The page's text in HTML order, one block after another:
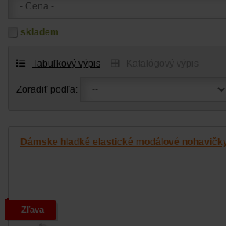
skladem
Tabuľkový výpis
Zoradiť podľa:
Dámske hladké elastické modálové
Zľava